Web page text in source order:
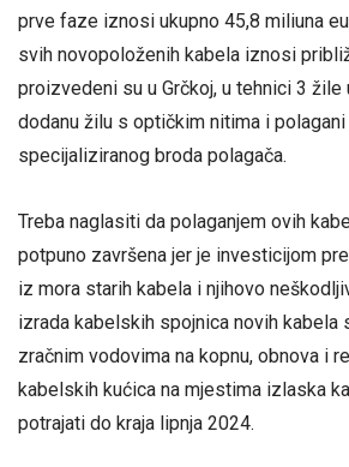
prve faze iznosi ukupno 45,8 miliuna
svih novopoloženih kabela iznosi
proizvedeni su u Grčkoj, u tehnici 3 žile
dodanu žilu s optičkim nitima i
specijaliziranog broda polagača.
Treba naglasiti da polaganjem ovih
potpuno završena jer je investicijom
iz mora starih kabela i njihovo
izrada kabelskih spojnica novih kabela
zračnim vodovima na kopnu, obnova i
kabelskih kućica na mjestima izlaska
potrajati do kraja lipnja 2024.